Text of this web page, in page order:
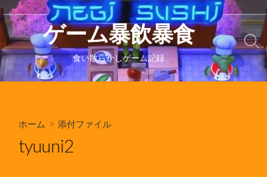
コ
ン
テ
ン
ツ
へ
ゲーム暴飲暴食
食い散らかしゲーム記録
検
索
り
ホーム > 添付ファイル
tyuuni2